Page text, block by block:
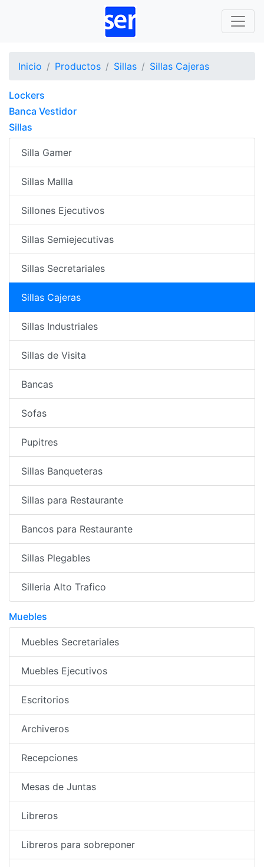
Inicio Productos Sillas Sillas Cajeras
Lockers
Banca Vestidor
Sillas
Silla Gamer
Sillas Mallla
Sillones Ejecutivos
Sillas Semiejecutivas
Sillas Secretariales
Sillas Cajeras
Sillas Industriales
Sillas de Visita
Bancas
Sofas
Pupitres
Sillas Banqueteras
Sillas para Restaurante
Bancos para Restaurante
Sillas Plegables
Silleria Alto Trafico
Muebles
Muebles Secretariales
Muebles Ejecutivos
Escritorios
Archiveros
Recepciones
Mesas de Juntas
Libreros
Libreros para sobreponer